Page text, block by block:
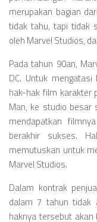
merupakan bagian
tidak tahu, tapi tidak
oleh Marvel Studios,
Pada tahun 90an,
DC. Untuk
hak-hak film karakter
Man, ke studio besar
mendapatkan
berakhir sukses.
memutuskan untuk
Marvel Studios.
Dalam kontrak
dalam 7 tahun tidak
haknya tersebut